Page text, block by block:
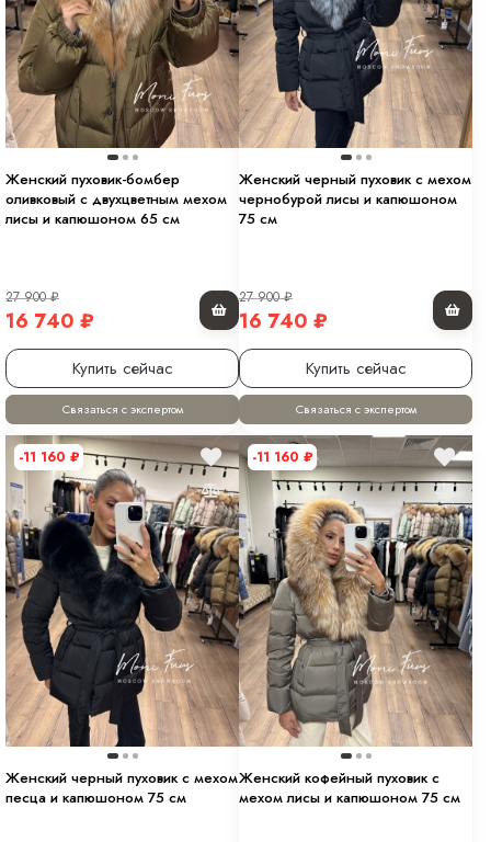
Женский пуховик-бомбер
оливковый с двухцветным мехом
лисы и капюшоном 65 см
27 900₽
16 740 ₽
Купить сейчас
Связаться с экспертом
Женский черный пуховик с мехом
чернобурой лисы и капюшоном
75 см
27 900₽
16 740 ₽
Купить сейчас
Связаться с экспертом
-11 160 ₽
Женский черный пуховик с мехом
песца и капюшоном 75 см
-11 160 ₽
Женский кофейный пуховик с
мехом лисы и капюшоном 75 см